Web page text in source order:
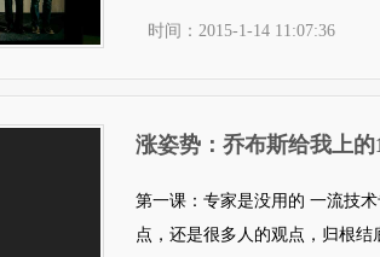
时间：2015-1-14 11:07:36
涨姿势：乔布斯给我上的
第一课：专家是没用的 一流技
点，还是很多人的观点，归根结